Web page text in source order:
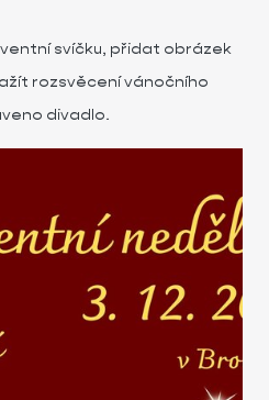
svíčku, přidat obrázek
rozsvěcení vánočního
divadlo.